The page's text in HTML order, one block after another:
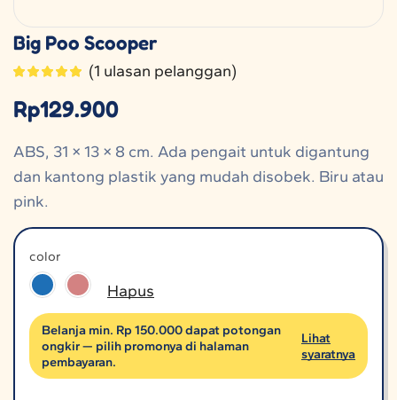
Big Poo Scooper
(1 ulasan pelanggan)
Rp129.900
ABS, 31 × 13 × 8 cm. Ada pengait untuk digantung
dan kantong plastik yang mudah disobek. Biru atau
pink.
color
Hapus
Belanja min. Rp 150.000 dapat potongan
ongkir — pilih promonya di halaman
pembayaran.
Lihat
syaratnya